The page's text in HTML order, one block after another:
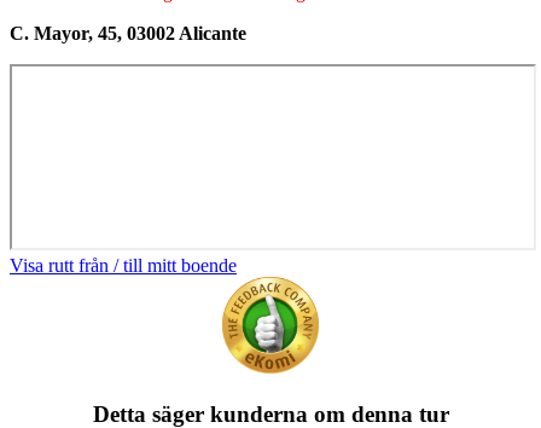
C. Mayor, 45, 03002 Alicante
Visa rutt från / till mitt boende
Detta säger kunderna om denna tur